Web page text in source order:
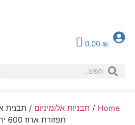
0.00 ₪
Home
/ תבניות אלומיניום
תפזורת ארוז 600 יחידות